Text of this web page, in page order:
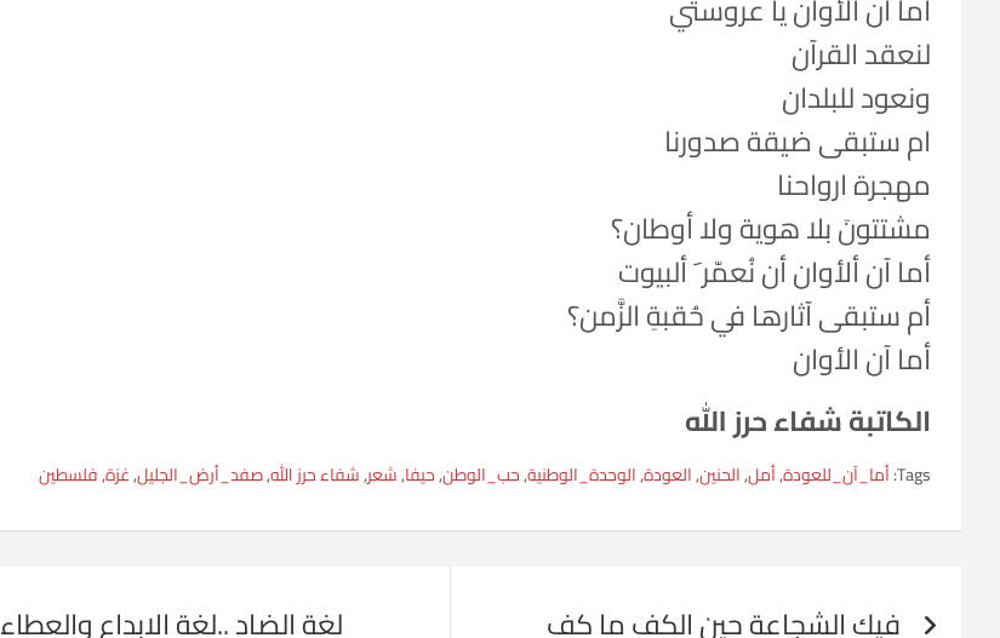
لنعقد القرآن
ونعود للبلدان
ام ستبقى ضيقة صدورنا
مهجرة ارواحنا
مشتتونَ بلا هوية ولا أوطان؟
أما آن ألأوان أن نُعمّر َ ألبيوت
أم ستبقى آثارها في حُقبةِ الزَّمن؟
أما آن الأوان
الكاتبة شفاء حرز الله
Tags: أما_آن_للعودة,أمل,الحنين,العودة,الوحدة_الوطنية,حب_الوطن,حيفا,شعر,شفاء حرز الله,صفد_أرض_الجليل,غزة,فلسطين
فيك الشجاعة حين الكف ما كف لغة الضاد ..لغة الابداع والعطاء